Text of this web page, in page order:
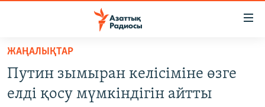
Skip
main
content
САЯСАТ
ЖАҢАЛЫҚТАР
Путин зымыран келісіміне өзге
елді қосу мүмкіндігін айтты